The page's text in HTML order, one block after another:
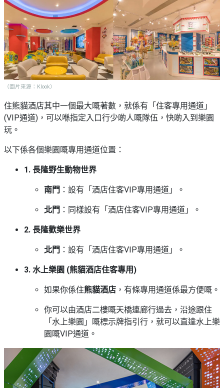
（圖片來源：Klook）
住熊貓酒店其中一個最大嘅著數，就係有「住客專用通道」
(VIP通道)，可以喺指定入口行少啲人嘅隊伍，快啲入到樂園
玩。
以下係各個樂園嘅專用通道位置：
1. 長隆野生動物世界
南門 ：設有「酒店住客VIP專用通道」。
北門 ：同樣設有「酒店住客VIP專用通道」。
2. 長隆歡樂世界
北門 ：設有「酒店住客VIP專用通道」。
3. 水上樂園 (熊貓酒店住客專用)
如果你係住熊貓酒店 ，有條專用通道係最方便嘅。
你可以由酒店二樓嘅天橋連廊行過去，沿途跟住
「水上樂園」嘅標示牌指引行，就可以直達水上樂
園嘅VIP通道。